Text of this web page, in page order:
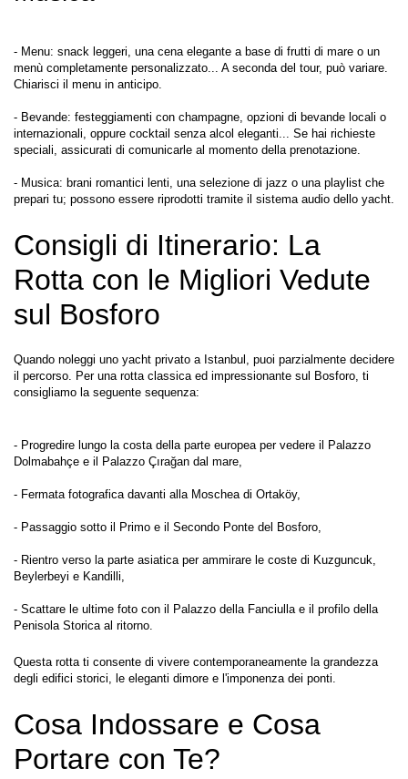
- Menu: snack leggeri, una cena elegante a base di frutti di mare o un
menù completamente personalizzato... A seconda del tour, può variare.
Chiarisci il menu in anticipo.
- Bevande: festeggiamenti con champagne, opzioni di bevande locali o
internazionali, oppure cocktail senza alcol eleganti... Se hai richieste
speciali, assicurati di comunicarle al momento della prenotazione.
- Musica: brani romantici lenti, una selezione di jazz o una playlist che
Consigli di Itinerario: La
Rotta con le Migliori Vedute
sul Bosforo
Quando noleggi uno yacht privato a Istanbul, puoi parzialmente decidere
il percorso. Per una rotta classica ed impressionante sul Bosforo, ti
consigliamo la seguente sequenza:
- Progredire lungo la costa della parte europea per vedere il Palazzo
Dolmabahçe e il Palazzo Çırağan dal mare,
- Fermata fotografica davanti alla Moschea di Ortaköy,
- Passaggio sotto il Primo e il Secondo Ponte del Bosforo,
- Rientro verso la parte asiatica per ammirare le coste di Kuzguncuk,
Beylerbeyi e Kandilli,
- Scattare le ultime foto con il Palazzo della Fanciulla e il profilo della
Questa rotta ti consente di vivere contemporaneamente la grandezza
degli edifici storici, le eleganti dimore e l'imponenza dei ponti.
Cosa Indossare e Cosa
Portare con Te?